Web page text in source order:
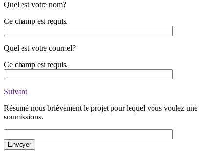
Quel est votre nom?
Ce champ est requis.
Quel est votre courriel?
Ce champ est requis.
Suivant
Résumé nous brièvement le projet pour lequel vous voulez une
soumissions.
Envoyer